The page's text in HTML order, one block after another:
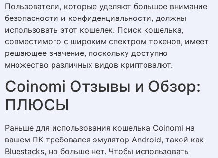
Пользователи, которые уделяют большое внимание
безопасности и конфиденциальности, должны
использовать этот кошелек. Поиск кошелька,
совместимого с широким спектром токенов, имеет
решающее значение, поскольку доступно
множество различных видов криптовалют.
Coinomi Отзывы и Обзор:
ПЛЮСЫ
Раньше для использования кошелька Coinomi на
вашем ПК требовался эмулятор Android, такой как
Bluestacks, но больше нет. Чтобы использовать